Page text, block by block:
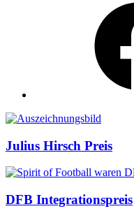
Auszeichnungen
Julius Hirsch Preis
DFB Integrationspreis